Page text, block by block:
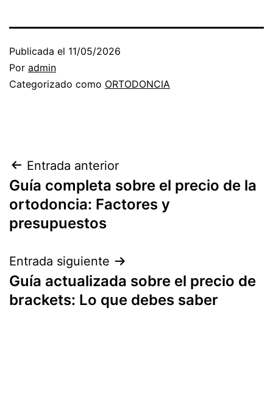
Publicada el 11/05/2026
Por admin
Categorizado como ORTODONCIA
Navegación
de
entradas
Entrada anterior
Guía completa sobre el precio de la
ortodoncia: Factores y
presupuestos
Entrada siguiente
Guía actualizada sobre el precio de
brackets: Lo que debes saber